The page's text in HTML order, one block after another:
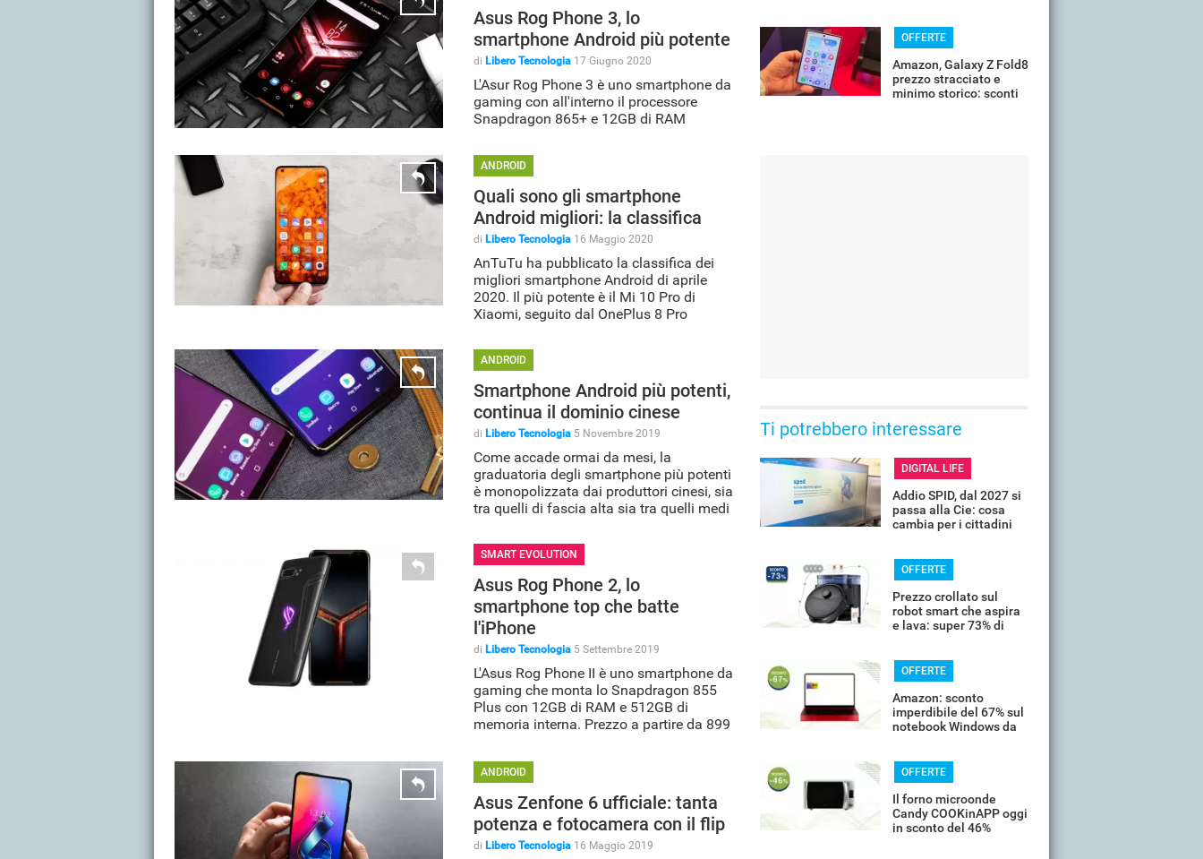
Asus Rog Phone 3, lo
smartphone Android più potente
di Libero Tecnologia 17 Giugno 2020
L'Asur Rog Phone 3 è uno smartphone da
gaming con all'interno il processore
Snapdragon 865+ e 12GB di RAM
ANDROID
Quali sono gli smartphone
Android migliori: la classifica
di Libero Tecnologia 16 Maggio 2020
AnTuTu ha pubblicato la classifica dei
migliori smartphone Android di aprile
2020. Il più potente è il Mi 10 Pro di
Xiaomi, seguito dal OnePlus 8 Pro
ANDROID
Smartphone Android più potenti,
continua il dominio cinese
di Libero Tecnologia 5 Novembre 2019
Come accade ormai da mesi, la
graduatoria degli smartphone più potenti
è monopolizzata dai produttori cinesi, sia
tra quelli di fascia alta sia tra quelli medi
SMART EVOLUTION
Asus Rog Phone 2, lo
smartphone top che batte
l'iPhone
di Libero Tecnologia 5 Settembre 2019
L'Asus Rog Phone II è uno smartphone da
gaming che monta lo Snapdragon 855
Plus con 12GB di RAM e 512GB di
memoria interna. Prezzo a partire da 899
ANDROID
Asus Zenfone 6 ufficiale: tanta
potenza e fotocamera con il flip
di Libero Tecnologia 16 Maggio 2019
OFFERTE
Amazon, Galaxy Z Fold8
prezzo stracciato e
minimo storico: sconti
Ti potrebbero interessare
DIGITAL LIFE
Addio SPID, dal 2027 si
passa alla Cie: cosa
cambia per i cittadini
OFFERTE
Prezzo crollato sul
robot smart che aspira
e lava: super 73% di
OFFERTE
Amazon: sconto
imperdibile del 67% sul
notebook Windows da
OFFERTE
Il forno microonde
Candy COOKinAPP oggi
in sconto del 46%